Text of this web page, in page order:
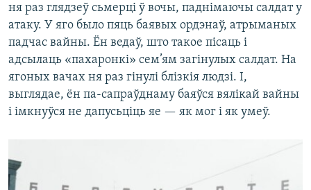
ня раз глядзеў сьмерці ў вочы, паднімаючы салдат у
атаку. У яго было пяць баявых ордэнаў, атрыманых
падчас вайны. Ён ведаў, што такое пісаць і
адсылаць «пахаронкі» сем’ям загінулых салдат. На
ягоных вачах ня раз гінулі блізкія людзі. І,
выглядае, ён па-сапраўднаму баяўся вялікай вайны
і імкнуўся не дапусьціць яе — як мог і як умеў.